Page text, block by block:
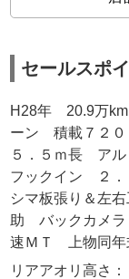
セールスポ
H28年 20.9万
ーン 積載７２
５．５ｍ長 ア
フックイン ２
シマ板張り＆左
助 バックカメ
速ＭＴ 上物同年
リアアオリ高さ